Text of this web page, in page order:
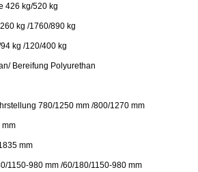
426 kg/520 kg
kg /1760/890 kg
kg /120/400 kg
Bereifung Polyurethan
780/1250 mm /800/1270 mm
mm
mm
1150-980 mm /60/180/1150-980 mm